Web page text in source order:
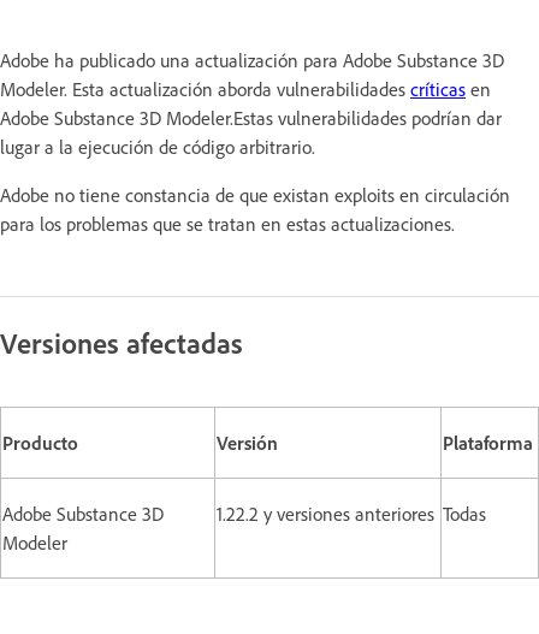
Adobe ha publicado una actualización para Adobe Substance 3D
Modeler. Esta actualización aborda vulnerabilidades críticas en
Adobe Substance 3D Modeler.Estas vulnerabilidades podrían dar
lugar a la ejecución de código arbitrario.
Adobe no tiene constancia de que existan exploits en circulación
para los problemas que se tratan en estas actualizaciones.
Versiones afectadas
Producto Versión Plataforma
Adobe Substance 3D
Modeler
1.22.2 y versiones anteriores Todas